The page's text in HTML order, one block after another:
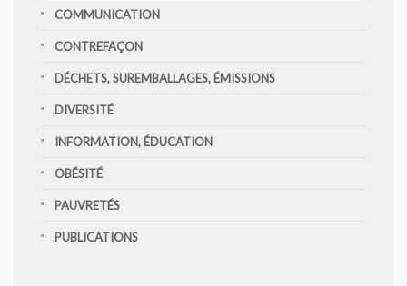
COMMUNICATION
CONTREFAÇON
DÉCHETS, SUREMBALLAGES, ÉMISSIONS
DIVERSITÉ
INFORMATION, ÉDUCATION
OBÉSITÉ
PAUVRETÉS
PUBLICATIONS